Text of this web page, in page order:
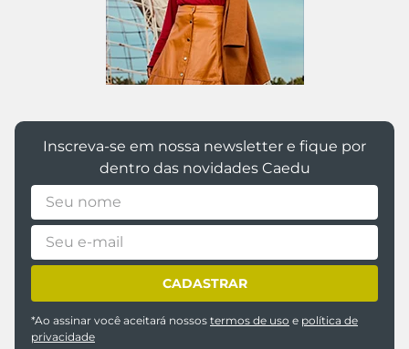
Inscreva-se em nossa newsletter e fique por
dentro das novidades Caedu
CADASTRAR
*Ao assinar você aceitará nossos termos de uso e política de
privacidade